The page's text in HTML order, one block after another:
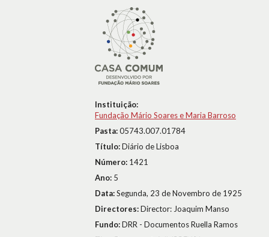
Instituição:
Fundação Mário Soares e Maria Barroso
Pasta:05743.007.01784
Título:Diário de Lisboa
Número: 1421
Ano: 5
Data:Segunda, 23 de Novembro de 1925
Directores:Director: Joaquim Manso
Fundo:DRR - Documentos Ruella Ramos